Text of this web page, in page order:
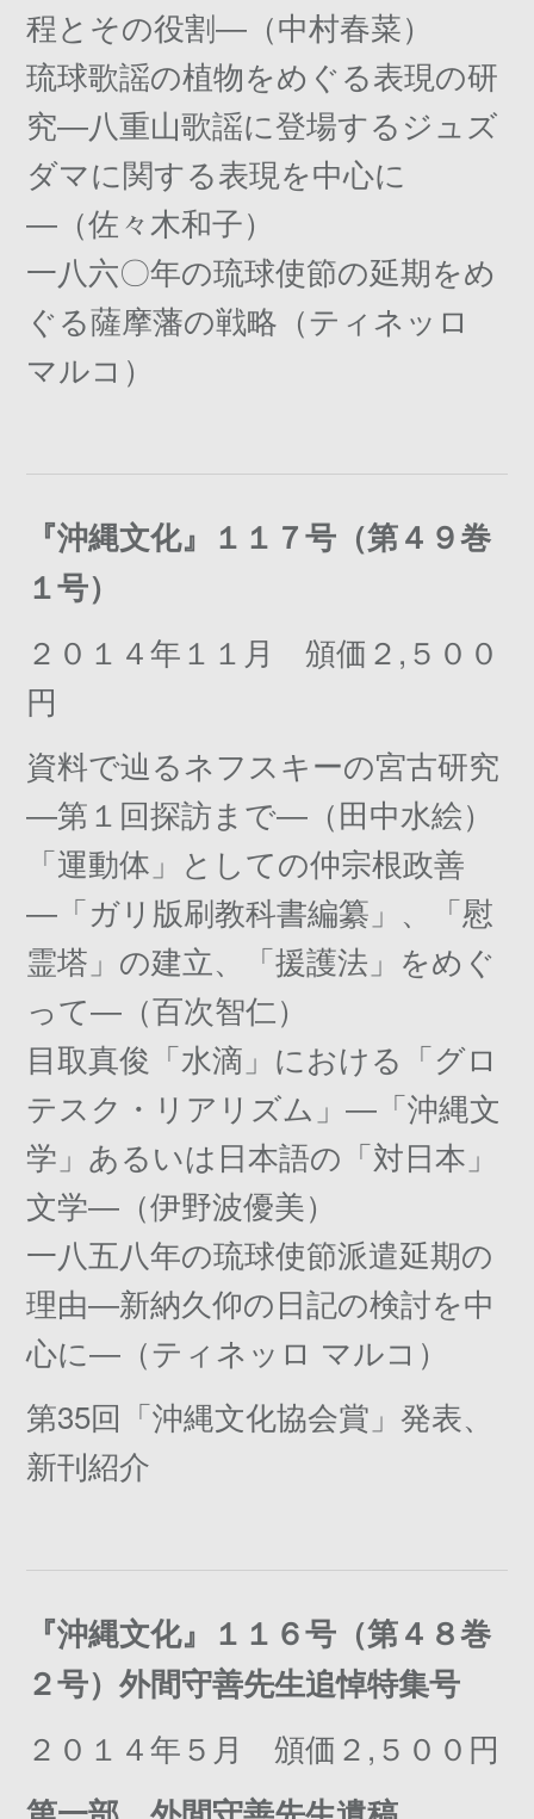
程とその役割―（中村春菜）
琉球歌謡の植物をめぐる表現の研
究―八重山歌謡に登場するジュズ
ダマに関する表現を中心に
―（佐々木和子）
一八六〇年の琉球使節の延期をめ
ぐる薩摩藩の戦略（ティネッロ
マルコ）
『沖縄文化』１１７号（第４９巻
１号）
２０１４年１１月 頒価２,５００
円
資料で辿るネフスキーの宮古研究
―第１回探訪まで―（田中水絵）
「運動体」としての仲宗根政善
―「ガリ版刷教科書編纂」、「慰
霊塔」の建立、「援護法」をめぐ
って―（百次智仁）
目取真俊「水滴」における「グロ
テスク・リアリズム」―「沖縄文
学」あるいは日本語の「対日本」
文学―（伊野波優美）
一八五八年の琉球使節派遣延期の
理由―新納久仰の日記の検討を中
心に―（ティネッロ マルコ）
第35回「沖縄文化協会賞」発表、
新刊紹介
『沖縄文化』１１６号（第４８巻
２号）外間守善先生追悼特集号
２０１４年５月 頒価２,５００円